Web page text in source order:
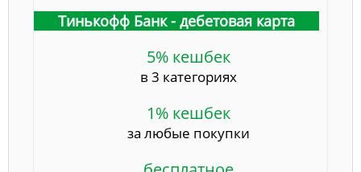
Тинькофф Банк - дебетовая карта
5% кешбек
в 3 категориях
1% кешбек
за любые покупки